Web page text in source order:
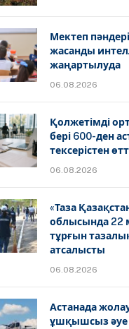
Мектеп
жасанды
жаңартылуда
06.08.2026
Қолжетімді
бері 600-ден
тексерістен
06.08.2026
«Таза
облысында 22
тұрғын
атсалысты
06.08.2026
Астанада
ұшқышсыз әуе